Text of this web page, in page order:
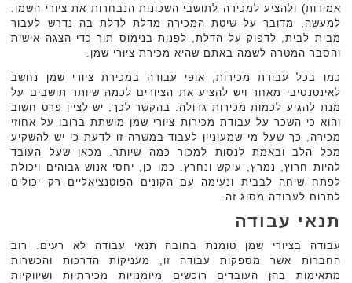
אמידות) ולהציע למכירה לתושבי השכונות הנבחרות את ציורי השמן.
למעשה, מדובר על שיטת המכירה מדלת לדלת בה נדרש לעבור
מבית לבית, לדפוק על הדלת, לפנות בנימוס תוך כדי הצגה אישית
והסבר המטרה לשמה באתם שהיא מכירת ציורי שמן.
כמו בכל עבודת מכירות, אופי עבודה במכירת ציורי שמן נחשב
לאינטנסיבי מאחר ויש להציע את הציורים לכמה שיותר תושבים על
מנת להגיע לכמות מכירות גדולה. בהקשר לכך, יש לציין פרט חשוב
והוא כי השכר על עבודת מכירות ציורי שמן מושתת ברובו על אחוזי
מכירה, כך שעל מי שמעוניין לעבוד במשרה זו לדעת כי יש להשקיע
מכל הלב ובאמת לנסות למכור כמה שיותר. מכאן שעל העובד
להיות חרוץ, נמרץ, עיקש ונחרץ. כמו כן, יחסי אנוש גבוהים ויכולת
לפתח שיחה לבבית ונעימה עם הקונים הפוטנציאליים רק יכולים
לתרום לעבודה מסוג זה.
תנאי עבודה
עבודה בציורי שמן טומנת בחובה תנאי עבודה לא רעים. רוב
החברות אשר מספקות עבודה זו, מעניקות הדרכות והכשרות
מתאימות בהן העובדים רוכשים מיומנויות מכירתיות ושיווקיות